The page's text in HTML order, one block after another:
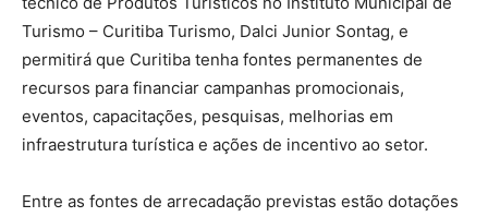
Turismo – Curitiba Turismo, Dalci Junior Sontag, e
permitirá que Curitiba tenha fontes permanentes de
recursos para financiar campanhas promocionais,
eventos, capacitações, pesquisas, melhorias em
infraestrutura turística e ações de incentivo ao setor.
Entre as fontes de arrecadação previstas estão dotações